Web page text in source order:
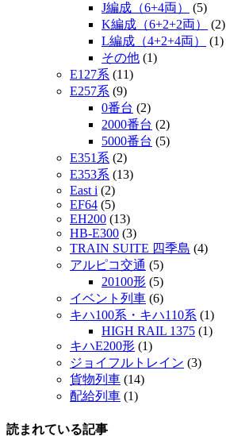
J編成（6+4両）
(5)
K編成（6+2+2両）
(2)
L編成（4+2+4両）
(1)
その他 (1)
E127系 (11)
E257系 (9)
0番台 (2)
2000番台 (2)
5000番台 (5)
E351系 (2)
E353系 (13)
East i (2)
EF64 (5)
EH200 (13)
HB-E300 (3)
TRAIN SUITE 四季島 (4)
アルピコ交通 (5)
20100形 (5)
イベント列車 (6)
キハ100系・キハ110系 (1)
HIGH RAIL 1375 (1)
キハE200形 (1)
ジョイフルトレイン (3)
貨物列車 (14)
配給列車 (1)
読まれている記事